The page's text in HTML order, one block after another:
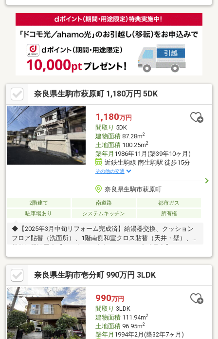
品を収納でき、住空間を有効活用できます♪◆太陽光発電システ
ム・エネファーム設置済。省エネ性能に配慮された住まいです
♪◆駐車2台可能(車種による)。ご夫婦でお車を所有されるご家庭
にもおすすめです♪♪◆LDK上部に吹き抜けを採用。開放感あふれ
のゆとりあるLDKには、床暖房を設置。寒い季節も足元から暖か
くお過ごしいただけます♪
奈良県生駒市萩原町 1,180万円 5DK
1,180万円
間取り 5DK
建物面積87.28m2
土地面積100.25m2
築年月 1986年11月(築39年10ヶ月)
近鉄生駒線 南生駒駅 徒歩15分
その他の交通
奈良県生駒市萩原町
2階建て 南道路
都市ガス
駐車場あり
システムキッチン 所有権
◆【2025年3月中旬リフォーム完成済】給湯器交換、クッション
フロア貼替（洗面所）、1階南側和室クロス貼替（天井・壁）、火
災警報器設置◆【2025年11月中旬リフォーム完成予定】キッチ
ン・浴室・洗面台新調、クロス貼替壁のみ（玄関ホール、DK）、
CF貼替（洗面台・1Fホール・DK・2Fホール・2F洋室）、畳表替
え・襖貼替（1F南側・東側和室）、ハウスクリーニング、バルコ
ニー清掃、外壁塗装別途附属建物有り（種類：車庫、床面積：
14.70㎡、構造：鉄筋コンクリート造陸屋根平屋建 幅約3.0ｍ×奥
行約4.9ｍ×高さ約1.8ｍ ※車種によります。車庫証明の可能台数
ではありません）
奈良県生駒市壱分町 990万円 3LDK
990万円
間取り 3LDK
建物面積111.94m2
土地面積96.95m2
築年月 1994年2月(築32年7ヶ月)